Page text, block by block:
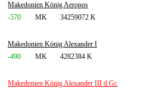
Makedonien König Aeropos
-570
MK 34259072 K
Makedonien König Alexander I
-490
MK 4282384 K
Makedonien König Alexander III d.Gr.